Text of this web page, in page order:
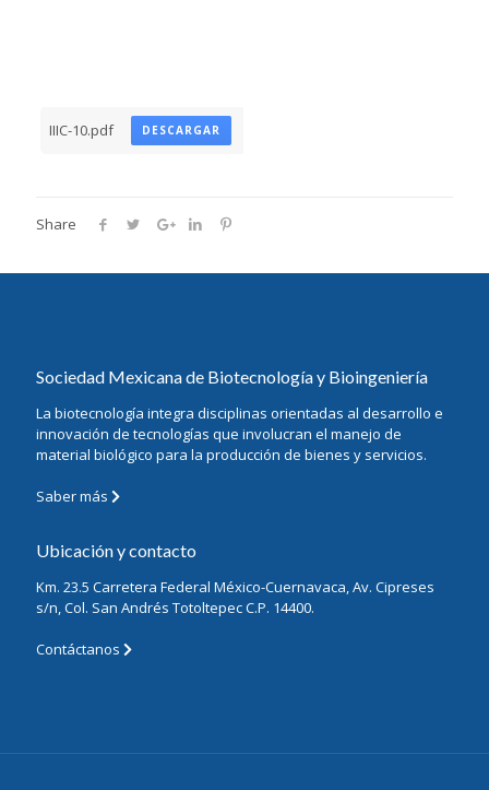
IIIC-10.pdf DESCARGAR
Share
Sociedad Mexicana de Biotecnología y Bioingeniería
La biotecnología integra disciplinas orientadas al desarrollo e
innovación de tecnologías que involucran el manejo de
material biológico para la producción de bienes y servicios.
Saber más
Ubicación y contacto
Km. 23.5 Carretera Federal México-Cuernavaca, Av. Cipreses
s/n, Col. San Andrés Totoltepec C.P. 14400.
Contáctanos